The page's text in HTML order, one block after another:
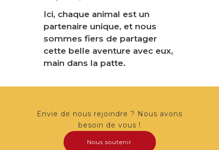
Ici, chaque animal est un
partenaire unique, et nous
sommes fiers de partager
cette belle aventure avec eux,
main dans la patte.
Envie de nous rejoindre ? Nous avons
besoin de vous !
Nous soutenir